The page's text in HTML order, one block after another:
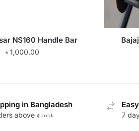
NS160 Handle Bar
৳ 1,000.00
in Bangladesh
above ৫০০০৳ 7